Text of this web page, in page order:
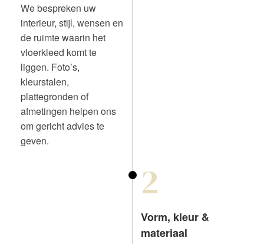
We bespreken uw
interieur, stijl, wensen en
de ruimte waarin het
vloerkleed komt te
liggen. Foto’s,
kleurstalen,
plattegronden of
afmetingen helpen ons
om gericht advies te
geven.
2
Vorm, kleur &
materiaal